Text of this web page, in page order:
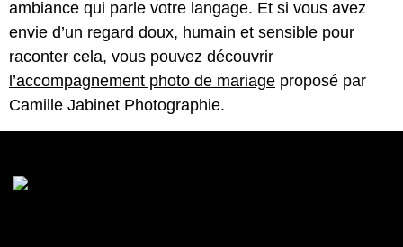
ambiance qui parle votre langage. Et si vous avez
envie d’un regard doux, humain et sensible pour
raconter cela, vous pouvez découvrir
l’accompagnement photo de mariage proposé par
Camille Jabinet Photographie.